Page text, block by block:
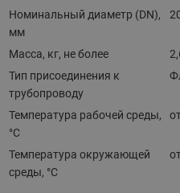
Номинальный диаметр (DN),
мм
Масса, кг, не более
Тип присоединения к
трубопроводу
Температура рабочей среды,
°С
Температура окружающей
среды, °С